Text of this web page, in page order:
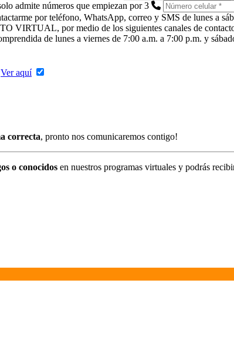
admite números que empiezan por 3
por teléfono, WhatsApp, correo y SMS de lunes a
VIRTUAL, por medio de los siguientes canales de
de lunes a viernes de 7:00 a.m. a 7:00 p.m. y
Ver aquí
correcta, pronto nos comunicaremos contigo!
o conocidos en nuestros programas virtuales y podrás